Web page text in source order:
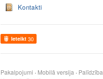
Kontakti
Ieteikt 30
Pakalpojumi Mobilā versija
Palīdzība